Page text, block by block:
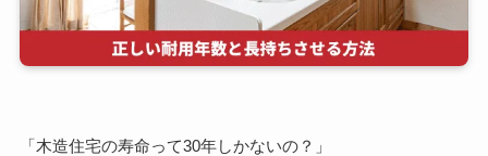
「木造住宅の寿命って30年しかないの？」